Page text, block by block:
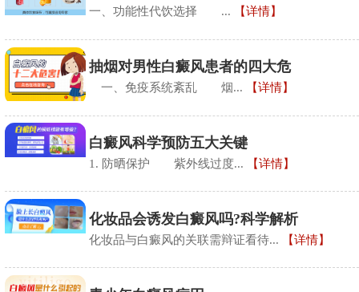
​一、功能性代饮选择​ ​... 【详情】
抽烟对男性白癜风患者的四大危
​一、免疫系统紊乱​ 烟... 【详情】
白癜风科学预防五大关键​
​1. 防晒保护​ 紫外线过度... 【详情】
化妆品会诱发白癜风吗?科学解析
化妆品与白癜风的关联需辩证看待... 【详情】